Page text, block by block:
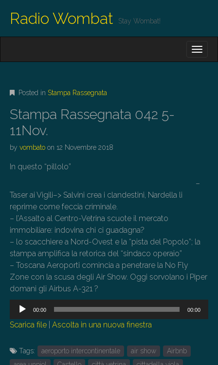
Radio Wombat Stay Wombat!
M
E
N
U
C
N
E
N
T
Posted in Stampa Rassegnata
Stampa Rassegnata 042 5-
11Nov.
by vombato on 12 Novembre 2018
In questo “pillolo”
–
Taser ai Vigili–> Salvini crea i clandestini, Nardella li
reprime come feccia criminale.
– l’Assalto al Centro-Vetrina scuote il mercato
immobiliare: indovina chi ci guadagna?
– lo scacchiere a Nord-Ovest e la “pista del Popolo”; la
stampa amplifica la retorica del “sindaco operaio”
– Toscana Aeroporti comincia a penetrare la No Fly
Zone con la scusa degli Air Show. Oggi sorvolano i Piper
domani gli Airbus A-321 ?
Audio
00:00 00:00
Scarica file Ascolta in una nuova finestra
Tags: aeroporto intercontinentale air show
Airbnb